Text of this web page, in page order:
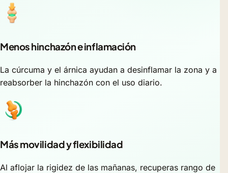
Menos hinchazón e inflamación
La cúrcuma y el árnica ayudan a desinflamar la zona y a
reabsorber la hinchazón con el uso diario.
Más movilidad y flexibilidad
Al aflojar la rigidez de las mañanas, recuperas rango de